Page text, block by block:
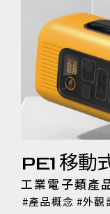
PE1 移動
工業電子類產
產品概念 外觀